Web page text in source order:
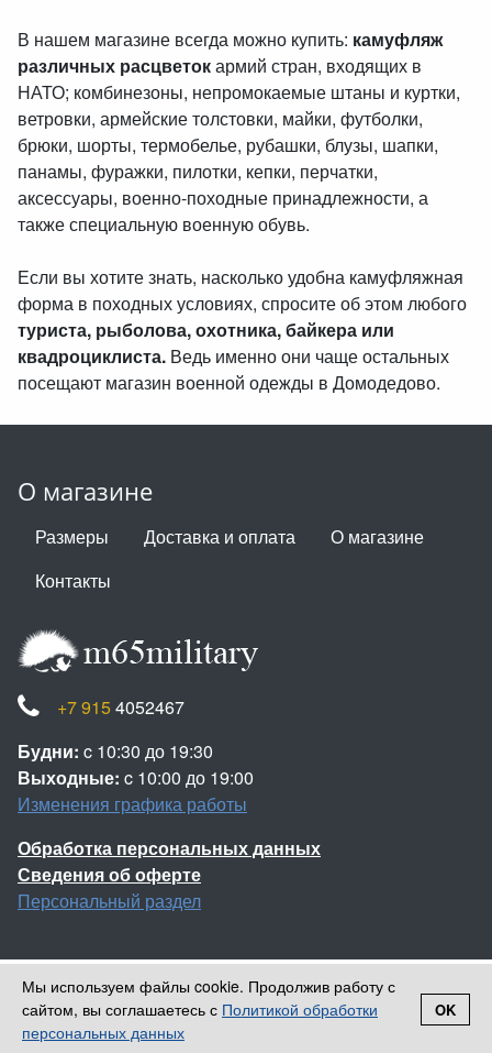
В нашем магазине всегда можно купить: камуфляж
различных расцветокармий стран, входящих в
НАТО; комбинезоны, непромокаемые штаны и куртки,
ветровки, армейские толстовки, майки, футболки,
брюки, шорты, термобелье, рубашки, блузы, шапки,
панамы, фуражки, пилотки, кепки, перчатки,
аксессуары, военно-походные принадлежности, а
также специальную военную обувь.
Если вы хотите знать, насколько удобна камуфляжная
форма в походных условиях, спросите об этом любого
туриста, рыболова, охотника, байкера или
квадроциклиста. Ведь именно они чаще остальных
посещают магазин военной одежды в Домодедово.
О магазине
Размеры Доставка и оплата
О магазине
Контакты
+7 915 4052467
Будни: c 10:30 до 19:30
Выходные: c 10:00 до 19:00
Изменения графика работы
Обработка персональных данных
Сведения об оферте
Персональный раздел
Наверх
© 2013-2026 Камуфляж НАТО
Войти
Регистрация
Корзина 0 позицийна сумму
Мы используем файлы cookie. Продолжив работу с
сайтом, вы соглашаетесь с Политикой обработки
персональных данных
OK